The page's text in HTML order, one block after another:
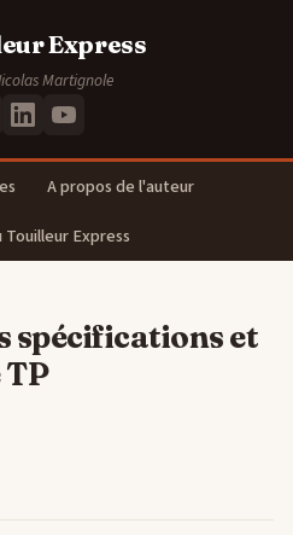
Express
Martignole
A propos de l'auteur
Express
spécifications et
TP